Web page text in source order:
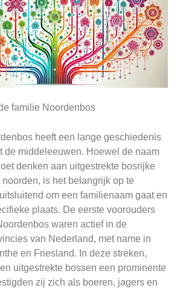
familie Noordenbos
heeft een lange geschiedenis
de middeleeuwen. Hoewel de naam
denken aan uitgestrekte bosrijke
is het belangrijk op te
om een familienaam gaat en
plaats. De eerste voorouders
waren actief in de
van Nederland, met name in
en Friesland. In deze streken,
uitgestrekte bossen een prominente
zij zich als boeren, jagers en